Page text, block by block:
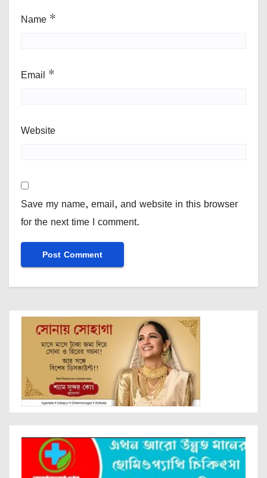
Name *
Email *
Website
Save my name, email, and website in this browser
for the next time I comment.